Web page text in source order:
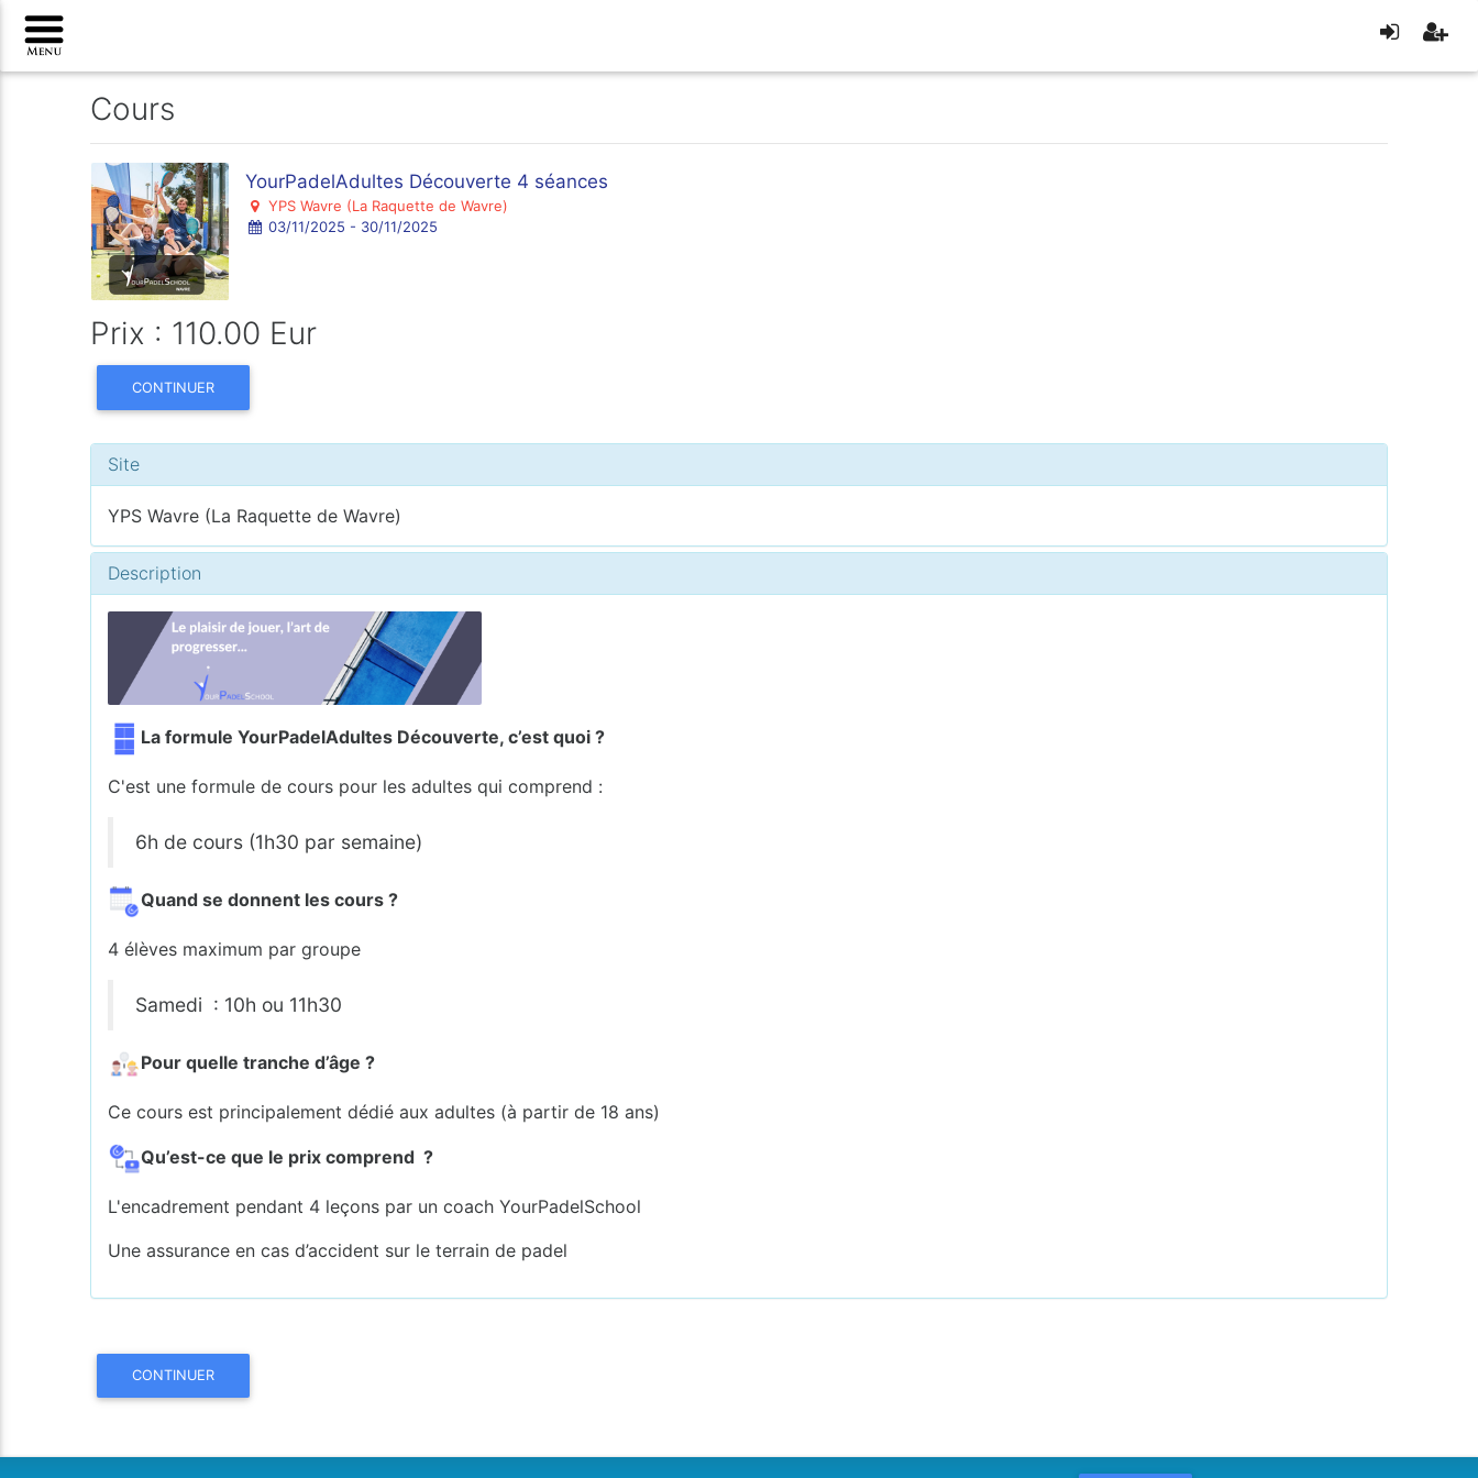
Cours
YourPadelAdultes Découverte 4 séances
YPS Wavre (La Raquette de Wavre)
03/11/2025 - 30/11/2025
Prix : 110.00 Eur
CONTINUER
Site
YPS Wavre (La Raquette de Wavre)
Description
La formule YourPadelAdultes Découverte, c’est quoi ?
C'est une formule de cours pour les adultes qui comprend :
6h de cours (1h30 par semaine)
Quand se donnent les cours ?
4 élèves maximum par groupe
Samedi : 10h ou 11h30
Pour quelle tranche d’âge ?
Ce cours est principalement dédié aux adultes (à partir de 18 ans)
Qu’est-ce que le prix comprend ?
L'encadrement pendant 4 leçons par un coach YourPadelSchool
Une assurance en cas d’accident sur le terrain de padel
CONTINUER